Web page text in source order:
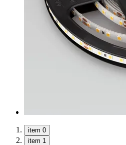
item 0
item 1